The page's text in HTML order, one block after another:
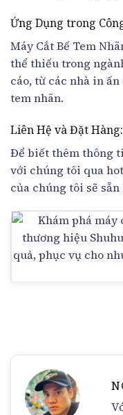
Ứng Dụng trong
Máy Cắt Bế Tem
thể thiếu trong
cáo, từ các nhà in
tem nhãn.
Liên Hệ và Đặt Hàng:
Để biết thêm thông
với chúng tôi qua
của chúng tôi sẽ